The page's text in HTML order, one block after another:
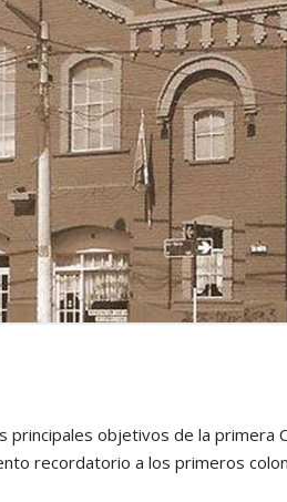
principales objetivos de la primera
recordatorio a los primeros